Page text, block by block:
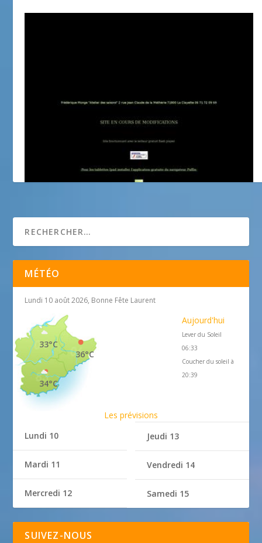
MÉTÉO
Lundi 10 août 2026, Bonne Fête Laurent
36°C
33°C
34°C
Aujourd'hui
Lever du Soleil
06:33
Coucher du soleil à
20:39
Les prévisions
Lundi 10
Mardi 11
Mercredi 12
Jeudi 13
Vendredi 14
Samedi 15
SUIVEZ-NOUS